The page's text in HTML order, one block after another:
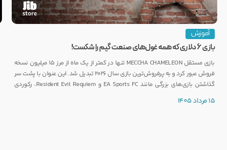
آموزش
بازی ۶ دلاری که همه غول‌های صنعت گیم را شکست!
بازی مستقل MECCHA CHAMELEON تنها در کمتر از یک ماه از مرز ۱۵ میلیون نسخه
فروش عبور کرد و به پرفروش‌ترین بازی سال ۲۰۲۶ تبدیل شد. این عنوان با پشت سر
گذاشتن بازی‌های بزرگی مانند EA Sports FC و Resident Evil Requiem، رکوردی
15 مرداد 1405